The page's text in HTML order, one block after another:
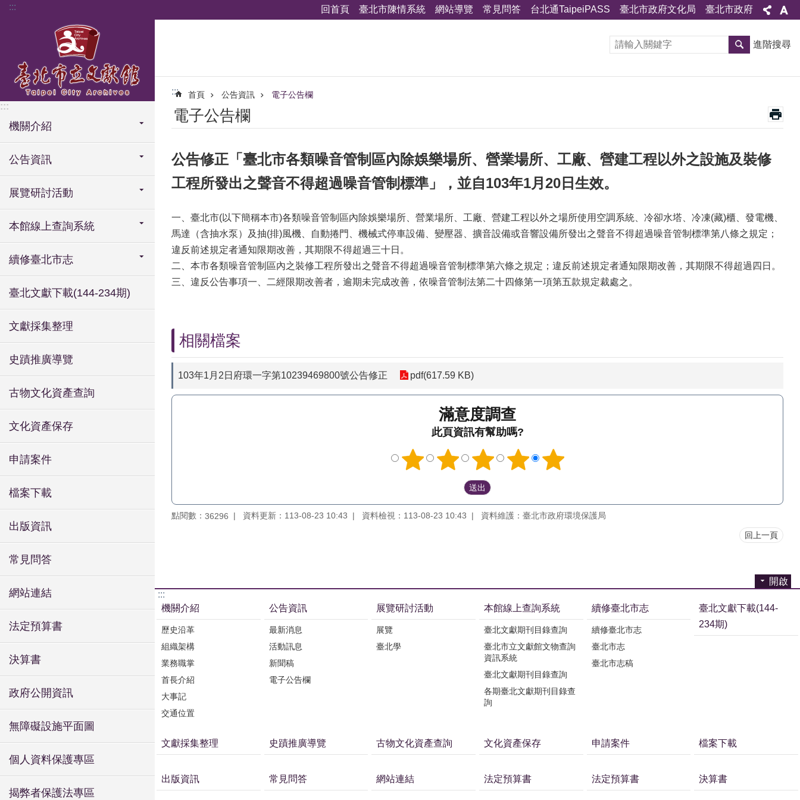
跳到主要內容區塊
::: 回首頁 臺北市陳情系統 網站導覽 常見問答 台北通TaipeiPASS 臺北市政府文化局 臺北市政府
:::
機關介紹
公告資訊
展覽研討活動
本館線上查詢系統
續修臺北市志
臺北文獻下載(144-234期)
文獻採集整理
史蹟推廣導覽
古物文化資產查詢
文化資產保存
申請案件
檔案下載
出版資訊
常見問答
網站連結
法定預算書
決算書
政府公開資訊
無障礙設施平面圖
個人資料保護專區
揭弊者保護法專區
進階搜尋
::: 首頁 公告資訊 電子公告欄
電子公告欄
公告修正「臺北市各類噪音管制區內除娛樂場所、營業場所、工廠、營建工程以外之設施及裝修
工程所發出之聲音不得超過噪音管制標準」，並自103年1月20日生效。
一、臺北市(以下簡稱本市)各類噪音管制區內除娛樂場所、營業場所、工廠、營建工程以外之場所使用空調系統、冷卻水塔、冷凍(藏)櫃、發電機、
馬達（含抽水泵）及抽(排)風機、自動捲門、機械式停車設備、變壓器、擴音設備或音響設備所發出之聲音不得超過噪音管制標準第八條之規定；
違反前述規定者通知限期改善，其期限不得超過三十日。
二、本市各類噪音管制區內之裝修工程所發出之聲音不得超過噪音管制標準第六條之規定；違反前述規定者通知限期改善，其期限不得超過四日。
三、違反公告事項一、二經限期改善者，逾期未完成改善，依噪音管制法第二十四條第一項第五款規定裁處之。
相關檔案
103年1月2日府環一字第10239469800號公告修正 pdf(617.59 KB)
滿意度調查
此頁資訊有幫助嗎?
點閱數： 36296 資料更新：113-08-23 10:43 資料檢視：113-08-23 10:43 資料維護：臺北市政府環境保護局
回上一頁
開啟
:::
機關介紹
歷史沿革
組織架構
業務職掌
首長介紹
大事記
交通位置
公告資訊
最新消息
活動訊息
新聞稿
電子公告欄
展覽研討活動
展覽
臺北學
本館線上查詢系統
臺北文獻期刊目錄查詢
臺北市立文獻館文物查詢
資訊系統
臺北文獻期刊目錄查詢
各期臺北文獻期刊目錄查
詢
續修臺北市志
續修臺北市志
臺北市志
臺北市志稿
臺北文獻下載(144-
234期)
文獻採集整理 史蹟推廣導覽 古物文化資產查詢 文化資產保存 申請案件 檔案下載
出版資訊 常見問答 網站連結 法定預算書 法定預算書 決算書